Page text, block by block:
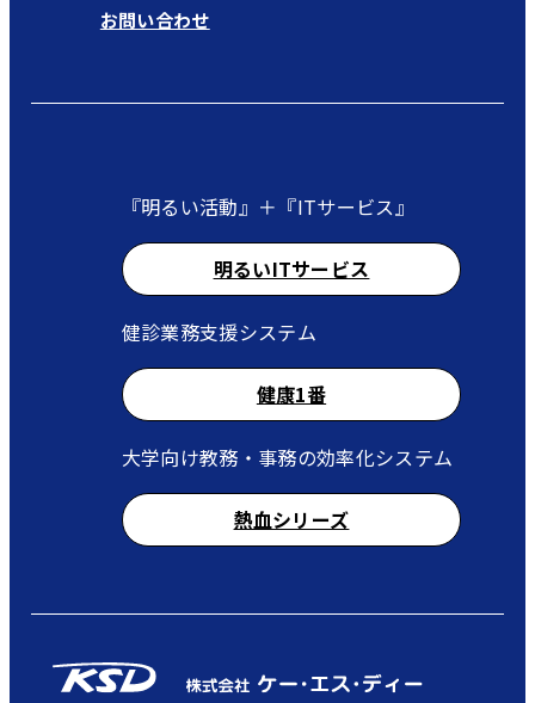
お問い合わせ
『明るい活動』＋『ITサービス』
明るいITサービス
健診業務支援システム
健康1番
大学向け教務・事務の効率化システム
熱血シリーズ